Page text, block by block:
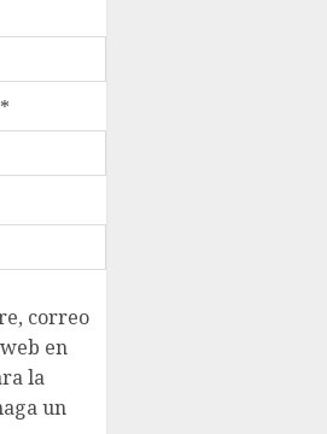
*
correo
en
la
un